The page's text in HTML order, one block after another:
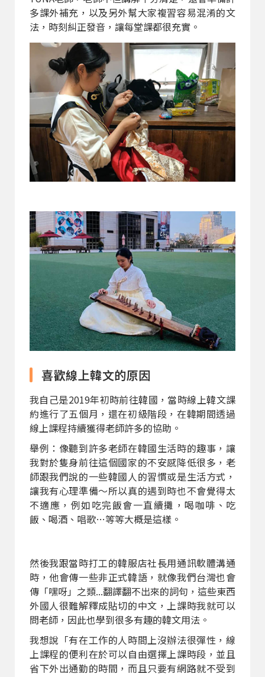
多課外補充，以及另外幫大家複習容易混淆的文
法，時刻糾正發音，讓每堂課都很充實。
喜歡線上韓文的原因
我自己是2019年初時前往韓國，當時線上韓文課
約進行了五個月，還在初級階段，在韓期間透過
線上課程持續獲得老師許多的協助。
舉例：像聽到許多老師在韓國生活時的趣事，讓
我對於隻身前往這個國家的不安感降低很多，老
師跟我們說的一些韓國人的習慣或是生活方式，
讓我有心理準備～所以真的遇到時也不會覺得太
不適應，例如吃完飯會一直續攤，喝咖啡、吃
飯、喝酒、唱歌…等等大概是這樣。
然後我跟當時打工的韓服店社長用通訊軟體溝通
時，他會傳一些非正式韓語，就像我們台灣也會
傳「嘿呀」之類...翻譯翻不出來的詞句，這些東西
外國人很難解釋成貼切的中文，上課時我就可以
問老師，因此也學到很多有趣的韓文用法。
我想說「有在工作的人時間上沒辦法很彈性，線
上課程的便利在於可以自由選擇上課時段，並且
省下外出通勤的時間，而且只要有網路就不受到